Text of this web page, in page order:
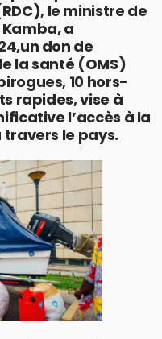
le ministre de
Kamba, a
don de
la santé (OMS)
10 hors-
rapides, vise à
l’accès à la
le pays.